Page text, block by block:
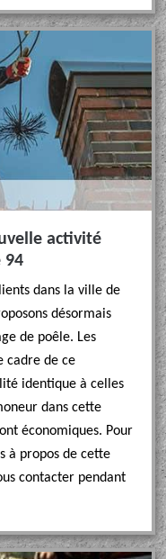
activité
94
dans la ville de
désormais
de poêle. Les
cadre de ce
identique à celles
dans cette
économiques. Pour
à propos de cette
contacter pendant